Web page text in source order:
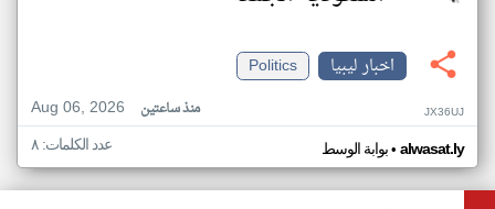
اخبار ليبيا
Politics
Aug 06, 2026
منذ ساعتين JX36UJ
بوابة الوسط• alwasat.ly عدد الكلمات: ٨